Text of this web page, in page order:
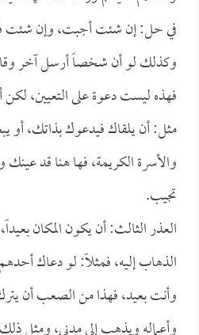
في حل: إن شئت أجبت، وإن شئت
وكذلك لو أن شخصاً أرسل آخر
فهذه ليست دعوة على التعيين، لكن
مثل: أن يلقاك فيدعوك بذاتك، أو
والأسرة الكريمة، فها هنا قد
تجيب.
العذر الثالث: أن يكون المكان
الذهاب إليه، فمثلاً: لو دعاك
وأنت بعيد، فهذا من الصعب أن